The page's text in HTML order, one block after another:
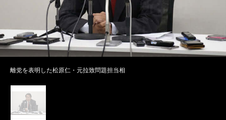
離党を表明した松原仁・元拉致問題担当相